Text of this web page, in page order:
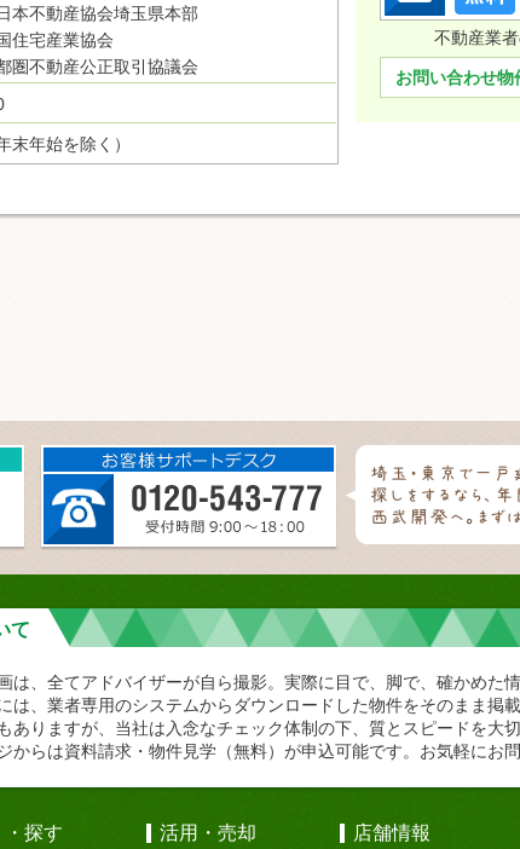
本不動産協会埼玉県本部
住宅産業協会
圏不動産公正取引協議会
末年始を除く）
不動産業
お問い合わせ物
て
は、全てアドバイザーが自ら撮影。実際に目で、脚で、確かめた
は、業者専用のシステムからダウンロードした物件をそのまま掲
ありますが、当社は入念なチェック体制の下、質とスピードを大
からは資料請求・物件見学（無料）が申込可能です。お気軽にお
・探す 活用・売却 店舗情報